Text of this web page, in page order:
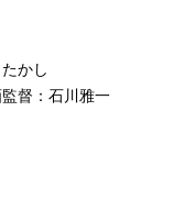
かし
督：石川雅一